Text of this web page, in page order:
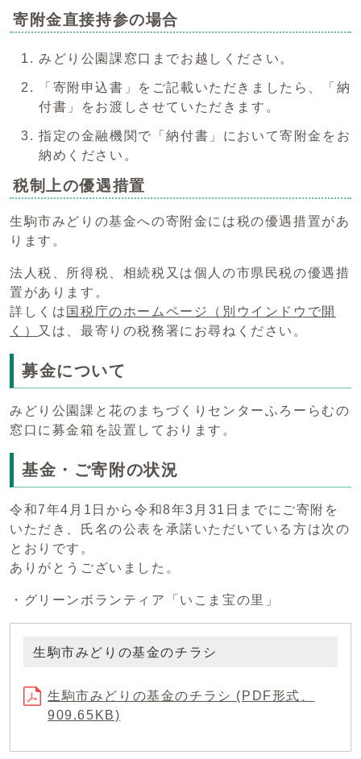
寄附金直接持参の場合
みどり公園課窓口までお越しください。
「寄附申込書」をご記載いただきましたら、「納
付書」をお渡しさせていただきます。
指定の金融機関で「納付書」において寄附金をお
納めください。
税制上の優遇措置
生駒市みどりの基金への寄附金には税の優遇措置があ
ります。
法人税、所得税、相続税又は個人の市県民税の優遇措
置があります。
詳しくは 国税庁のホームページ
（別ウインドウで開
く）
又は、最寄りの税務署にお尋ねください。
募金について
みどり公園課と花のまちづくりセンターふろーらむの
窓口に募金箱を設置しております。
基金・ご寄附の状況
令和7年4月1日から令和8年3月31日までにご寄附を
いただき、氏名の公表を承諾いただいている方は次の
とおりです。
ありがとうございました。
・グリーンボランティア「いこま宝の里」
生駒市みどりの基金のチラシ
生駒市みどりの基金のチラシ (PDF形式、
909.65KB)